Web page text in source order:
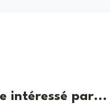
intéressé par...